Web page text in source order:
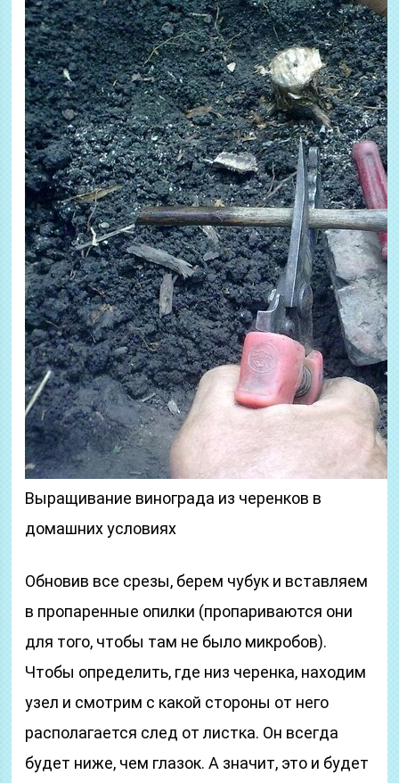
Выращивание винограда из черенков в
домашних условиях
Обновив все срезы, берем чубук и вставляем
в пропаренные опилки (пропариваются они
для того, чтобы там не было микробов).
Чтобы определить, где низ черенка, находим
узел и смотрим с какой стороны от него
располагается след от листка. Он всегда
будет ниже, чем глазок. А значит, это и будет